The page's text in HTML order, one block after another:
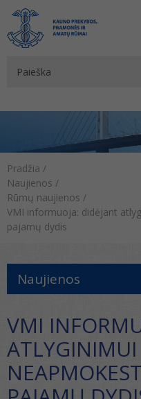
Pradžia /
Naujienos /
Rūmų naujienos /
VMI informuoja: didėjant
pajamų dydis
Naujienos
VMI
ATLYGINIMUI